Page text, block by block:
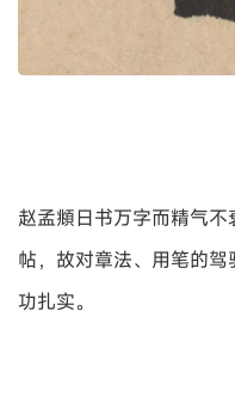
赵孟頫日书万字而精气不
帖，故对章法、用笔的
功扎实。